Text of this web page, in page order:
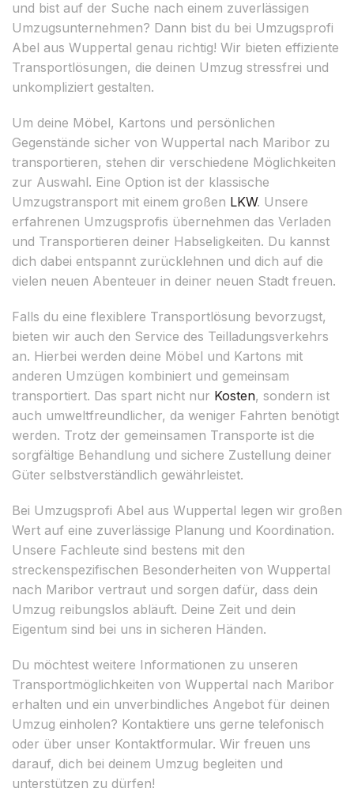
und bist auf der Suche nach einem zuverlässigen
Umzugsunternehmen? Dann bist du bei Umzugsprofi
Abel aus Wuppertal genau richtig! Wir bieten effiziente
Transportlösungen, die deinen Umzug stressfrei und
unkompliziert gestalten.
Um deine Möbel, Kartons und persönlichen
Gegenstände sicher von Wuppertal nach Maribor zu
transportieren, stehen dir verschiedene Möglichkeiten
zur Auswahl. Eine Option ist der klassische
Umzugstransport mit einem großen LKW. Unsere
erfahrenen Umzugsprofis übernehmen das Verladen
und Transportieren deiner Habseligkeiten. Du kannst
dich dabei entspannt zurücklehnen und dich auf die
vielen neuen Abenteuer in deiner neuen Stadt freuen.
Falls du eine flexiblere Transportlösung bevorzugst,
bieten wir auch den Service des Teilladungsverkehrs
an. Hierbei werden deine Möbel und Kartons mit
anderen Umzügen kombiniert und gemeinsam
transportiert. Das spart nicht nur Kosten, sondern ist
auch umweltfreundlicher, da weniger Fahrten benötigt
werden. Trotz der gemeinsamen Transporte ist die
sorgfältige Behandlung und sichere Zustellung deiner
Güter selbstverständlich gewährleistet.
Bei Umzugsprofi Abel aus Wuppertal legen wir großen
Wert auf eine zuverlässige Planung und Koordination.
Unsere Fachleute sind bestens mit den
streckenspezifischen Besonderheiten von Wuppertal
nach Maribor vertraut und sorgen dafür, dass dein
Umzug reibungslos abläuft. Deine Zeit und dein
Eigentum sind bei uns in sicheren Händen.
Du möchtest weitere Informationen zu unseren
Transportmöglichkeiten von Wuppertal nach Maribor
erhalten und ein unverbindliches Angebot für deinen
Umzug einholen? Kontaktiere uns gerne telefonisch
oder über unser Kontaktformular. Wir freuen uns
darauf, dich bei deinem Umzug begleiten und
unterstützen zu dürfen!